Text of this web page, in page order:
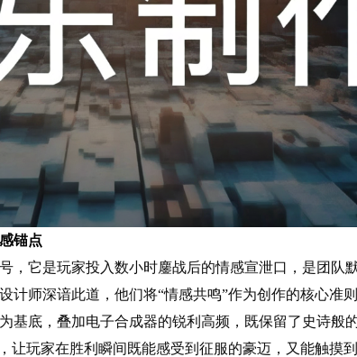
锚点
，它是玩家投入数小时鏖战后的情感宣泄口，是团队
计师深谙此道，他们将“情感共鸣”作为创作的核心准
基底，叠加电子合成器的锐利高频，既保留了史诗般
让玩家在胜利瞬间既能感受到征服的豪迈，又能触摸